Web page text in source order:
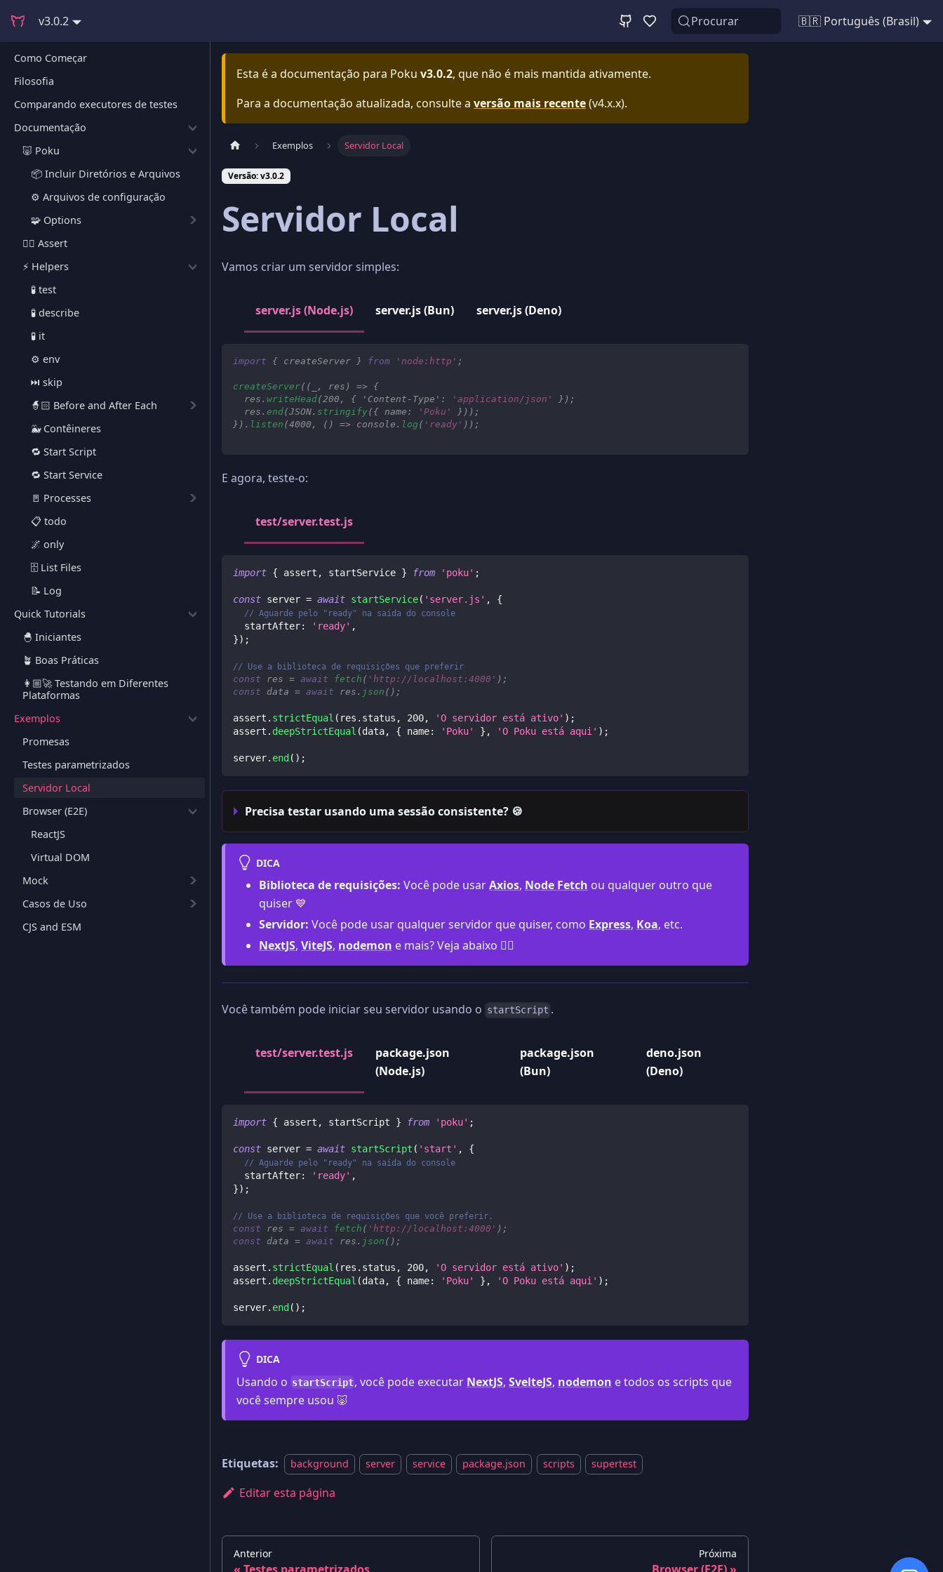
v3.0.2 Procurar 🇧🇷 Português (Brasil)
Como Começar
Filosofia
Comparando executores de testes
Documentação
🐷 Poku
📦 Incluir Diretórios e Arquivos
⚙️ Arquivos de configuração
🧩 Options
🕵🏻 Assert
⚡️ Helpers
🧪 test
🧪 describe
🧪 it
⚙️ env
⏭️ skip
🧙🏻 Before and After Each
🐳 Contêineres
🔁 Start Script
🔁 Start Service
🚪 Processes
📋 todo
🌌 only
🗄️ List Files
📝 Log
Quick Tutorials
🐣 Iniciantes
🪴 Boas Práticas
👩🏼‍🚀 Testando em Diferentes
Plataformas
Exemplos
Promesas
Testes parametrizados
Servidor Local
Browser (E2E)
ReactJS
Virtual DOM
Mock
Casos de Uso
CJS and ESM
Esta é a documentação para Poku v3.0.2, que não é mais mantida ativamente.
Para a documentação atualizada, consulte a versão mais recente(v4.x.x).
Exemplos Servidor Local
Versão: v3.0.2
Servidor Local
Vamos criar um servidor simples:
server.js (Node.js) server.js (Bun) server.js (Deno)
import { createServer } from 'node:http' ;
createServer( ( , res ) =>
{
  res
. writeHead(200 , { 'Content-Type' : 'application/json' } ) ;
  res
. end(JSON. stringify({ name : 'Poku' } ) ) ;
} ) . listen (4000 , ( ) => console . log ( 'ready' ) ) ;
E agora, teste-o:
test/server.test.js
import { assert , startService } from 'poku' ;
const server = await startService( 'server.js' , {
// Aguarde pelo "ready" na saída do console
startAfter: 'ready' ,
}) ;
// Use a biblioteca de requisições que preferir
const res = await fetch ( 'http://localhost:4000' ) ;
const data = await res . json ( ) ;
assert . strictEqual ( res . status , 200, 'O servidor está ativo' ) ;
assert . deepStrictEqual (data, { name: 'Poku' } , 'O Poku está aqui' ) ;
server. end ( ) ;
Precisa testar usando uma sessão consistente? 🍪
DICA
Biblioteca de requisições: Você pode usarAxios, Node Fetch ou qualquer outro que
quiser 💙
Servidor: Você pode usar qualquer servidor que quiser, como Express, Koa, etc.
NextJS, ViteJS, nodemon e mais? Veja abaixo 👇🏻
Você também pode iniciar seu servidor usando o startScript .
test/server.test.js
package.json
(Node.js)
package.json
(Bun)
deno.json
(Deno)
import { assert , startScript } from 'poku' ;
const server = await startScript ( 'start' , {
// Aguarde pelo "ready" na saída do console
startAfter: 'ready' ,
}) ;
// Use a biblioteca de requisições que você preferir.
const res = await fetch ( 'http://localhost:4000' ) ;
const data = await res . json ( ) ;
assert . strictEqual ( res . status , 200, 'O servidor está ativo' ) ;
assert . deepStrictEqual (data, { name: 'Poku' } , 'O Poku está aqui' ) ;
server. end ( ) ;
DICA
Usando o startScript, você pode executar NextJS,SvelteJS, nodemon e todos os scripts que
você sempre usou 🐷
Etiquetas: background server service package.json scripts supertest
Editar esta página
Anterior Próxima